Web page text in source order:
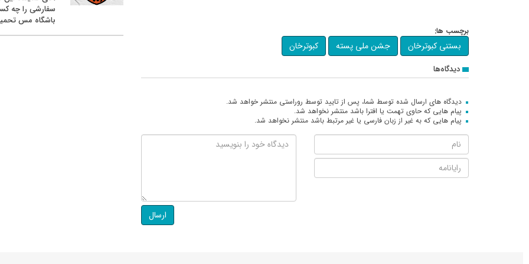
برچسب ها:
بستنی کبوترخان جشن ملی پسته کبوترخان
دیدگاه‌ها
دیدگاه های ارسال شده توسط شما، پس از تایید توسط روراستی منتشر خواهد شد.
پیام هایی که حاوی تهمت یا افترا باشد منتشر نخواهد شد.
پیام هایی که به غیر از زبان فارسی یا غیر مرتبط باشد منتشر نخواهد شد.
ارسال
سفارشی را چه
باشگاه مس